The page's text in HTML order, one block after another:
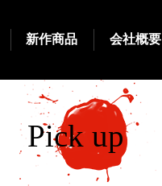
新作商品 会社概要
Pick up